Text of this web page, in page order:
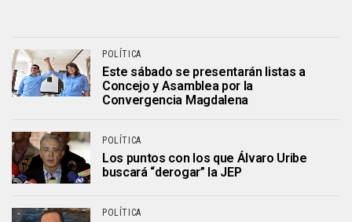
POLÍTICA
Este sábado se presentarán listas a
Concejo y Asamblea por la
Convergencia Magdalena
POLÍTICA
Los puntos con los que Álvaro Uribe
buscará “derogar” la JEP
POLÍTICA